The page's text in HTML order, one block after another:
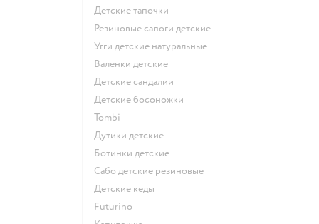
Детские тапочки
Резиновые сапоги детские
Угги детские натуральные
Валенки детские
Детские сандалии
Детские босоножки
Tombi
Дутики детские
Ботинки детские
Сабо детские резиновые
Детские кеды
Futurino